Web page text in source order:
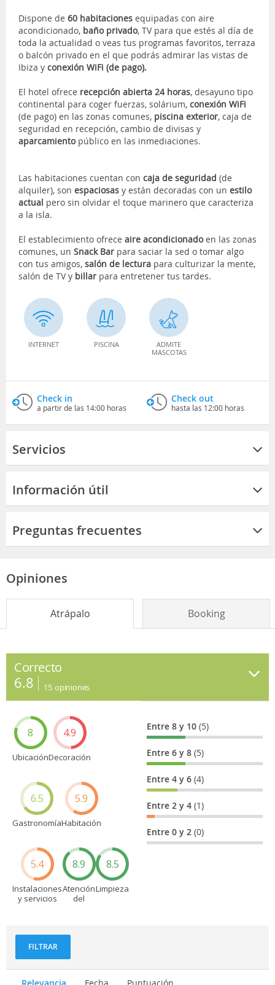
Dispone de 60 habitaciones equipadas con aire
acondicionado, baño privado, TV para que estés al día de
toda la actualidad o veas tus programas favoritos, terraza
o balcón privado en el que podrás admirar las vistas de
Ibiza y conexión WiFi (de pago).
El hotel ofrece recepción abierta 24 horas, desayuno tipo
continental para coger fuerzas, solárium, conexión WiFi
(de pago) en las zonas comunes, piscina exterior, caja de
seguridad en recepción, cambio de divisas y
aparcamiento público en las inmediaciones.
Las habitaciones cuentan con caja de seguridad (de
alquiler), son espaciosas y están decoradas con un estilo
actual pero sin olvidar el toque marinero que caracteriza
a la isla.
El establecimiento ofrece aire acondicionadoen las zonas
comunes, un Snack Bar para saciar la sed o tomar algo
con tus amigos, salón de lectura para culturizar la mente,
salón de TV y billar para entretener tus tardes.
INTERNET PISCINA
ADMITE
MASCOTAS
Check in
a partir de las 14:00 horas
Check out
hasta las 12:00 horas
Servicios
Información útil
Preguntas frecuentes
Opiniones
Atrápalo Booking
Correcto
6.8 15 opiniones
8
Ubicación
4.9
Decoración
6.5
Gastronomía
5.9
Habitación
5.4
Instalaciones
y servicios
8.9
Atención
del
8.5
Limpieza
Entre 8 y 10(5)
Entre 6 y 8(5)
Entre 4 y 6(4)
Entre 2 y 4(1)
Entre 0 y 2(0)
FILTRAR